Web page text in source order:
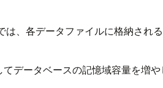
は、各データファイルに格納され
データベースの記憶域容量を増